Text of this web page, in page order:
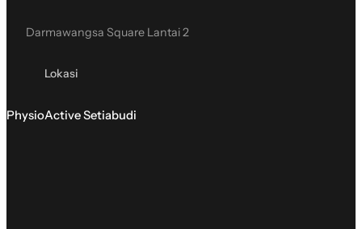
Darmawangsa Square Lantai 2
Lokasi
PhysioActive Setiabudi